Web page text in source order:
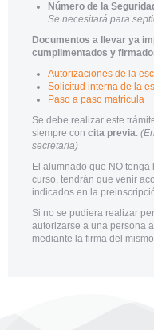
Número de la
Se necesitará para
Documentos a llevar ya
cumplimentados y
Autorizaciones de la
Solicitud interna de la
Paso a paso matricula
Se debe realizar este
siempre con cita previa.
secretaria)
El alumnado que NO
curso, tendrán que venir
indicados en la
Si no se pudiera realizar
autorizarse a una persona
mediante la firma del mismo